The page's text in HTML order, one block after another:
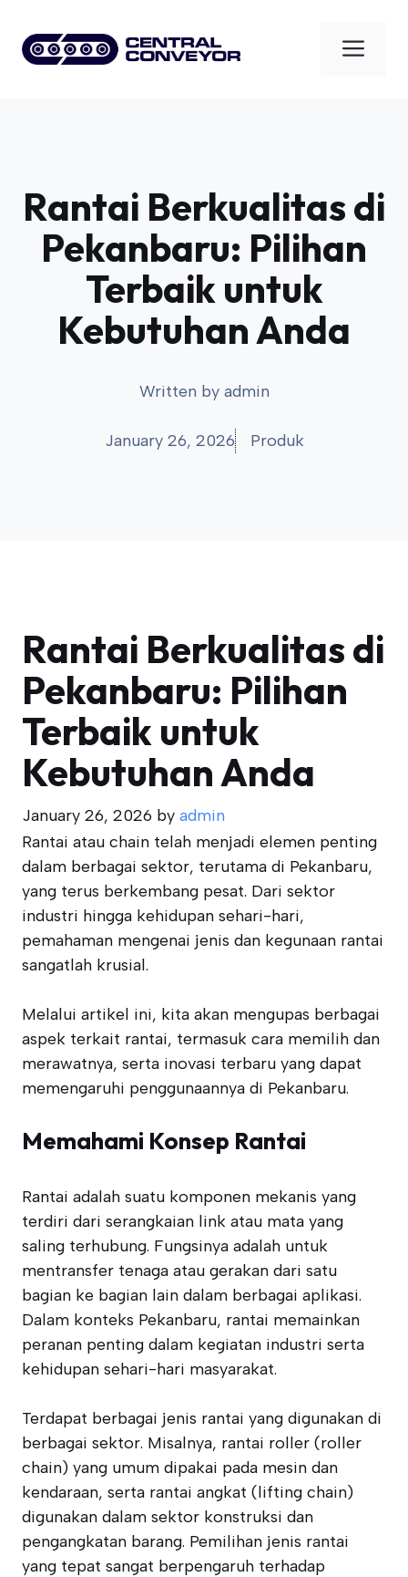
content
Rantai Berkualitas di
Pekanbaru: Pilihan
Terbaik untuk
Kebutuhan Anda
Written by admin
January 26, 2026 Produk
Rantai Berkualitas di
Pekanbaru: Pilihan
Terbaik untuk
Kebutuhan Anda
January 26, 2026 by admin
Rantai atau chain telah menjadi elemen penting
dalam berbagai sektor, terutama di Pekanbaru,
yang terus berkembang pesat. Dari sektor
industri hingga kehidupan sehari-hari,
pemahaman mengenai jenis dan kegunaan rantai
sangatlah krusial.
Melalui artikel ini, kita akan mengupas berbagai
aspek terkait rantai, termasuk cara memilih dan
merawatnya, serta inovasi terbaru yang dapat
memengaruhi penggunaannya di Pekanbaru.
Memahami Konsep Rantai
Rantai adalah suatu komponen mekanis yang
terdiri dari serangkaian link atau mata yang
saling terhubung. Fungsinya adalah untuk
mentransfer tenaga atau gerakan dari satu
bagian ke bagian lain dalam berbagai aplikasi.
Dalam konteks Pekanbaru, rantai memainkan
peranan penting dalam kegiatan industri serta
kehidupan sehari-hari masyarakat.
Terdapat berbagai jenis rantai yang digunakan di
berbagai sektor. Misalnya, rantai roller (roller
chain) yang umum dipakai pada mesin dan
kendaraan, serta rantai angkat (lifting chain)
digunakan dalam sektor konstruksi dan
pengangkatan barang. Pemilihan jenis rantai
yang tepat sangat berpengaruh terhadap